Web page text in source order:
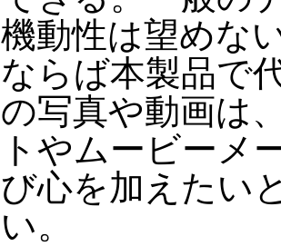
機動性は望めな
ならば本製品で
の写真や動画は
トやムービーメ
び心を加えたい
い。